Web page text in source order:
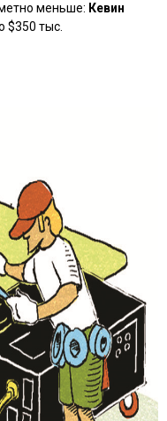
меньше: Кевин
$350 тыс.